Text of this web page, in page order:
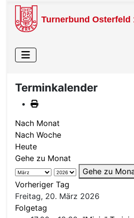
Turnerbund Osterfeld
Terminkalender
Nach Monat
Nach Woche
Heute
Gehe zu Monat
Gehe zu
Vorheriger Tag
Freitag, 20. März 2026
Folgetag